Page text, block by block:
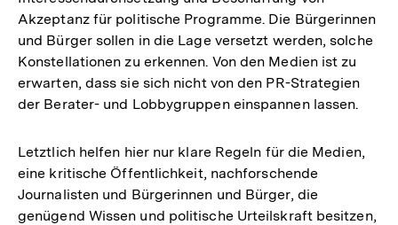
Akzeptanz für politische Programme. Die Bürgerinnen
und Bürger sollen in die Lage versetzt werden, solche
Konstellationen zu erkennen. Von den Medien ist zu
erwarten, dass sie sich nicht von den PR-Strategien
der Berater- und Lobbygruppen einspannen lassen.
Letztlich helfen hier nur klare Regeln für die Medien,
eine kritische Öffentlichkeit, nachforschende
Journalisten und Bürgerinnen und Bürger, die
genügend Wissen und politische Urteilskraft besitzen,